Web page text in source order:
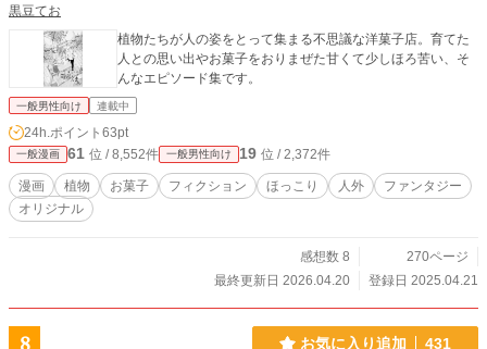
黒豆てお
植物たちが人の姿をとって集まる不思議な洋菓子店。育てた
人との思い出やお菓子をおりまぜた甘くて少しほろ苦い、そ
んなエピソード集です。
一般男性向け 連載中
24h.ポイント 63pt
一般漫画 61 位 / 8,552件 一般男性向け 19 位 / 2,372件
漫画 植物 お菓子 フィクション ほっこり 人外
ファンタジー
オリジナル
感想数 8
270ページ
最終更新日 2026.04.20
登録日 2025.04.21
8 お気に入り追加 431